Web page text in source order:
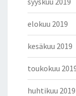
elokuu 2019
kesäkuu 2019
toukokuu
huhtikuu 2019